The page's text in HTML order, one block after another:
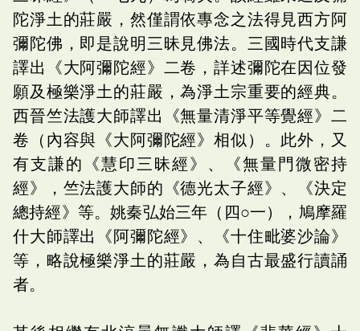
陀淨土的莊嚴，然僅謂依專念之法得見西方阿
彌陀佛，即是說明三昧見佛法。三國時代支謙
譯出《大阿彌陀經》二卷，詳述彌陀在因位發
願及極樂淨土的莊嚴，為淨土宗重要的經典。
西晉竺法護大師譯出《無量清淨平等覺經》二
卷（內容與《大阿彌陀經》相似）。此外，又
有支謙的《慧印三昧經》、《無量門微密持
經》，竺法護大師的《德光太子經》、《決定
總持經》等。姚秦弘始三年（四○一），鳩摩羅
什大師譯出《阿彌陀經》、《十住毗婆沙論》
等，略說極樂淨土的莊嚴，為自古最盛行讀誦
者。